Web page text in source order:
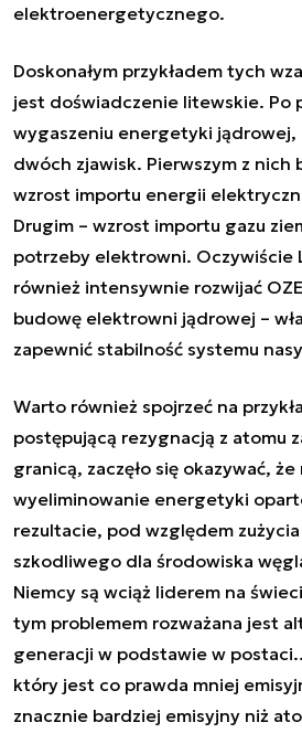
elektroenergetycznego.
Doskonałym przykładem tych
jest doświadczenie litewskie. Po
wygaszeniu energetyki jądrowej,
dwóch zjawisk. Pierwszym z nich
wzrost importu energii
Drugim – wzrost importu gazu
potrzeby elektrowni. Oczywiście
również intensywnie rozwijać
budowę elektrowni jądrowej –
zapewnić stabilność systemu
Warto również spojrzeć na
postępującą rezygnacją z atomu
granicą, zaczęło się okazywać,
wyeliminowanie energetyki
rezultacie, pod względem
szkodliwego dla środowiska
Niemcy są wciąż liderem na
tym problemem rozważana jest
generacji w podstawie w
który jest co prawda mniej
znacznie bardziej emisyjny niż